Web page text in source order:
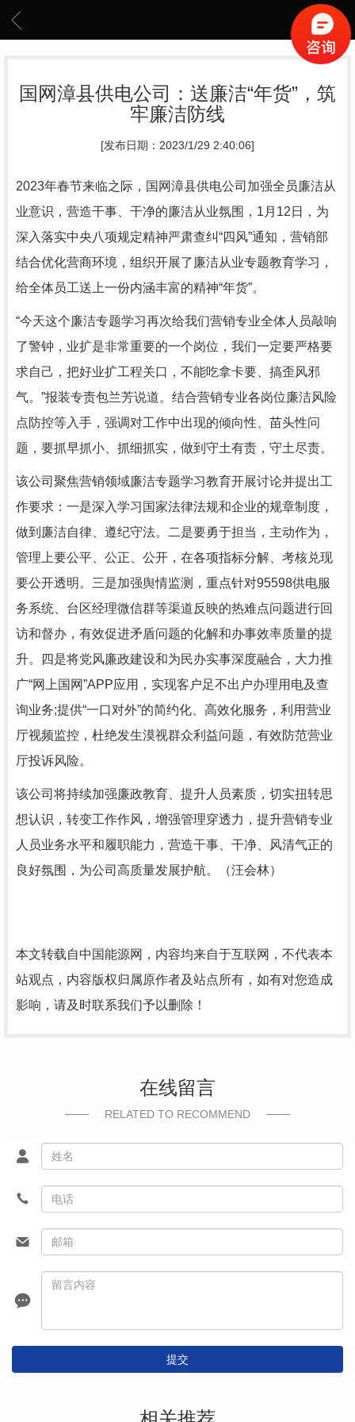
国网漳县供电公司：送廉洁“年货”，筑
牢廉洁防线
[发布日期：2023/1/29 2:40:06]
2023年春节来临之际，国网漳县供电公司加强全员廉洁从
业意识，营造干事、干净的廉洁从业氛围，1月12日，为
深入落实中央八项规定精神严肃查纠“四风”通知，营销部
结合优化营商环境，组织开展了廉洁从业专题教育学习，
给全体员工送上一份内涵丰富的精神“年货”。
“今天这个廉洁专题学习再次给我们营销专业全体人员敲响
了警钟，业扩是非常重要的一个岗位，我们一定要严格要
求自己，把好业扩工程关口，不能吃拿卡要、搞歪风邪
气。”报装专责包兰芳说道。结合营销专业各岗位廉洁风险
点防控等入手，强调对工作中出现的倾向性、苗头性问
题，要抓早抓小、抓细抓实，做到守土有责，守土尽责。
该公司聚焦营销领域廉洁专题学习教育开展讨论并提出工
作要求：一是深入学习国家法律法规和企业的规章制度，
做到廉洁自律、遵纪守法。二是要勇于担当，主动作为，
管理上要公平、公正、公开，在各项指标分解、考核兑现
要公开透明。三是加强舆情监测，重点针对95598供电服
务系统、台区经理微信群等渠道反映的热难点问题进行回
访和督办，有效促进矛盾问题的化解和办事效率质量的提
升。四是将党风廉政建设和为民办实事深度融合，大力推
广“网上国网”APP应用，实现客户足不出户办理用电及查
询业务;提供“一口对外”的简约化、高效化服务，利用营业
厅视频监控，杜绝发生漠视群众利益问题，有效防范营业
厅投诉风险。
该公司将持续加强廉政教育、提升人员素质，切实扭转思
想认识，转变工作作风，增强管理穿透力，提升营销专业
人员业务水平和履职能力，营造干事、干净、风清气正的
良好氛围，为公司高质量发展护航。（汪会林）
本文转载自中国能源网，内容均来自于互联网，不代表本
站观点，内容版权归属原作者及站点所有，如有对您造成
影响，请及时联系我们予以删除！
在线留言
RELATED TO RECOMMEND
提交